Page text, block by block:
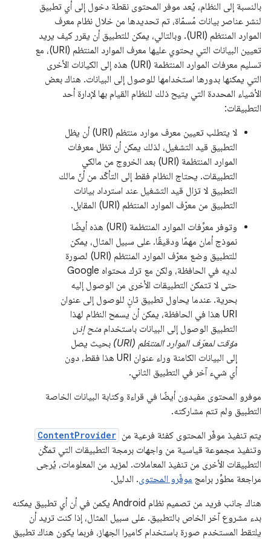
بالنسبة إلى النظام، يُعد موفر المحتوى نقطة دخول إلى أي تطبيق
لنشر عناصر بيانات مُسمّاة، تم تحديدها من خلال نظام معرف
الموارد المنتظم (URI). وبالتالي، يمكن للتطبيق أن يقرر كيف يريد
تعيين البيانات التي يحتوي عليها معرف الموارد المنتظم (URI)، مع
تسليم معرفات الموارد المنتظمة (URI) هذه إلى الكيانات الأخرى
التي يمكنها بدورها استخدامها للوصول إلى البيانات. هناك بعض
الأشياء المحددة التي يتيح ذلك للنظام القيام بها لإدارة أحد
التطبيقات:
لا يتطلب تعيين معرف موارد منتظم (URI) أن يظل
التطبيق قيد التشغيل، لذلك يمكن أن تظل معرفات
الموارد المنتظمة (URI) بعد الخروج من مالكي
التطبيقات. يحتاج النظام فقط إلى التأكّد من أنّ مالك
التطبيق لا تزال قيد التشغيل عند استرداد بيانات
التطبيق من معرّف الموارد المنتظم (URI) المقابل.
وتوفر معرِّفات الموارد المنتظمة (URI) هذه أيضًا
نموذج أمان مهمًا ودقيقًا. على سبيل المثال، يمكن
للتطبيق وضع معرّف الموارد المنتظم (URI) لصورة
لديه في الحافظة، ولكن مع ترك محتواه Google
حتى لا تتمكن التطبيقات الأخرى من الوصول إليه
بحرية. عندما يحاول تطبيق ثانٍ للوصول إلى عنوان
URI هذا في الحافظة، يمكن أن يسمح النظام لهذا
التطبيق الوصول إلى البيانات باستخدام منح إذن
مؤقت لمعرّف الموارد المنتظم (URI)
بحيث يصل
إلى البيانات الكامنة وراء عنوان URI هذا فقط، دون
أي شيء آخر في التطبيق الثاني.
موفرو المحتوى مفيدون أيضًا في قراءة وكتابة البيانات الخاصة
التطبيق ولم تتم مشاركته.
يتم تنفيذ موفّر المحتوى كفئة فرعية من ContentProvider
وتنفيذ مجموعة قياسية من واجهات برمجة التطبيقات التي تمكّن
التطبيقات الأخرى من تنفيذ المعاملات. لمزيد من المعلومات، يُرجى
مراجعة مطوِّر برامج موفّرو المحتوى. الدليل.
هناك جانب فريد من تصميم نظام Android يكمن في أن أي تطبيق يمكنه
بدء مشروع آخر الخاص بالتطبيق. على سبيل المثال، إذا كنت تريد أن
يلتقط المستخدم صورة باستخدام كاميرا الجهاز، فربما يكون هناك تطبيق